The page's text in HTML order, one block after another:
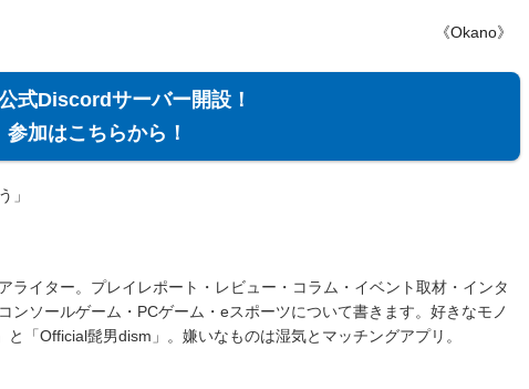
《Okano》
式Discordサーバー開設！
参加はこちらから！
」
ライター。プレイレポート・レビュー・コラム・イベント取材・インタ
ンソールゲーム・PCゲーム・eスポーツについて書きます。好きなモノ
と「Official髭男dism」。嫌いなものは湿気とマッチングアプリ。